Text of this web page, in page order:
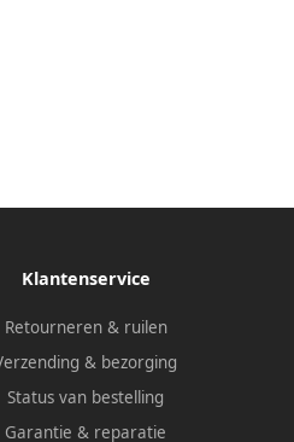
Klantenservice
Retourneren & ruilen
& bezorging
Status van bestelling
Garantie & reparatie